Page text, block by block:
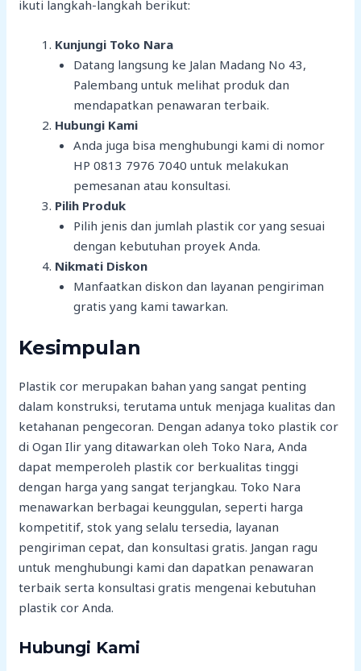
ikuti langkah-langkah berikut:
Kunjungi Toko Nara
Datang langsung ke Jalan Madang No 43,
Palembang untuk melihat produk dan
mendapatkan penawaran terbaik.
Hubungi Kami
Anda juga bisa menghubungi kami di nomor
HP 0813 7976 7040 untuk melakukan
pemesanan atau konsultasi.
Pilih Produk
Pilih jenis dan jumlah plastik cor yang sesuai
dengan kebutuhan proyek Anda.
Nikmati Diskon
Manfaatkan diskon dan layanan pengiriman
gratis yang kami tawarkan.
Kesimpulan
Plastik cor merupakan bahan yang sangat penting
dalam konstruksi, terutama untuk menjaga kualitas dan
ketahanan pengecoran. Dengan adanya toko plastik cor
di Ogan Ilir yang ditawarkan oleh Toko Nara, Anda
dapat memperoleh plastik cor berkualitas tinggi
dengan harga yang sangat terjangkau. Toko Nara
menawarkan berbagai keunggulan, seperti harga
kompetitif, stok yang selalu tersedia, layanan
pengiriman cepat, dan konsultasi gratis. Jangan ragu
untuk menghubungi kami dan dapatkan penawaran
terbaik serta konsultasi gratis mengenai kebutuhan
plastik cor Anda.
Hubungi Kami